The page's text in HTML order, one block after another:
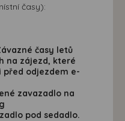
časy):
časy letů
na zájezd, které
před odjezdem e-
zavazadlo na
pod sedadlo.